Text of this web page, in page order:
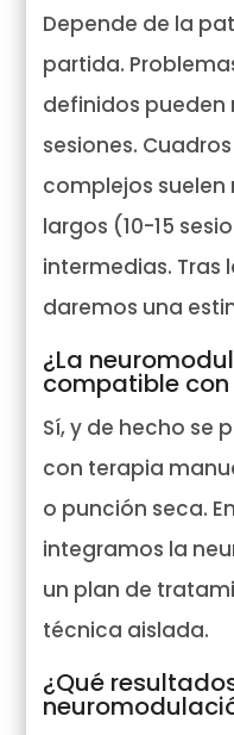
Depende de la
partida.
definidos pueden
sesiones.
complejos suelen
largos (10-15
intermedias. Tras
daremos una
¿La
compatible
Sí, y de hecho se
con terapia
o punción seca.
integramos la
un plan de
técnica aislada.
¿Qué